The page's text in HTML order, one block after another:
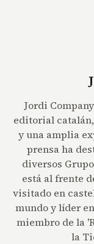
Jordi
editorial
y una amplia
prensa ha
diversos
está al frente
visitado en
mundo y líder
miembro de la
la